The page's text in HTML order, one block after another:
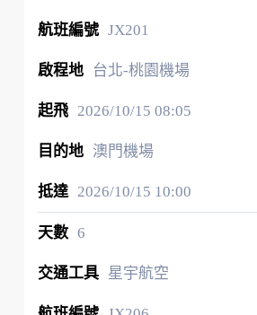
JX201
台北-桃園機場
2026/10/15 08:05
澳門機場
2026/10/15 10:00
6
星宇航空